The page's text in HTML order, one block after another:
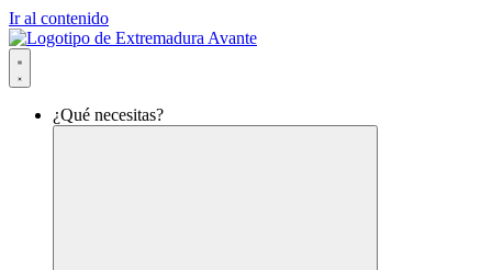
Ir al contenido
¿Qué necesitas?